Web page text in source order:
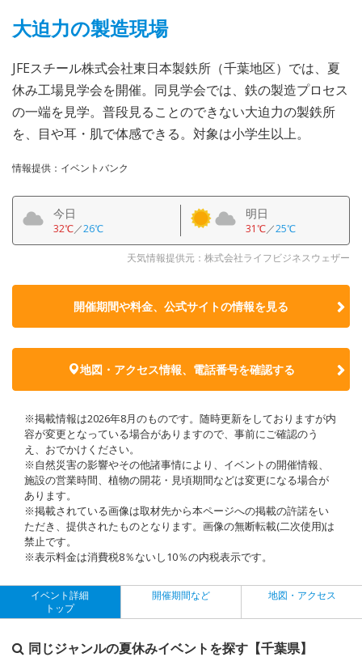
大迫力の製造現場
JFEスチール株式会社東日本製鉄所（千葉地区）では、夏
休み工場見学会を開催。同見学会では、鉄の製造プロセス
の一端を見学。普段見ることのできない大迫力の製鉄所
を、目や耳・肌で体感できる。対象は小学生以上。
情報提供：イベントバンク
今日
32℃／26℃
明日
31℃／25℃
天気情報提供元：株式会社ライフビジネスウェザー
開催期間や料金、公式サイトの情報を見る
地図・アクセス情報、電話番号を確認する
※掲載情報は2026年8月のものです。随時更新をしておりますが内
容が変更となっている場合がありますので、事前にご確認のう
え、おでかけください。
※自然災害の影響やその他諸事情により、イベントの開催情報、
施設の営業時間、植物の開花・見頃期間などは変更になる場合が
あります。
※掲載されている画像は取材先から本ページへの掲載の許諾をい
ただき、提供されたものとなります。画像の無断転載(二次使用)は
禁止です。
※表示料金は消費税8％ないし10％の内税表示です。
イベント詳細
トップ
開催期間など 地図・アクセス
同じジャンルの夏休みイベントを探す【千葉県】